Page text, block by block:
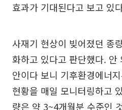
효과가 기대된다고 보고 있
사재기 현상이 빚어졌던 종
화하고 있다고 판단했다. 안
안이다 보니 기후환경에너
현황을 매일 모니터링하고
량은 약 3~4개월분 수준인